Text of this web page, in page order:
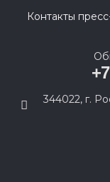
Контакты
344022, г.